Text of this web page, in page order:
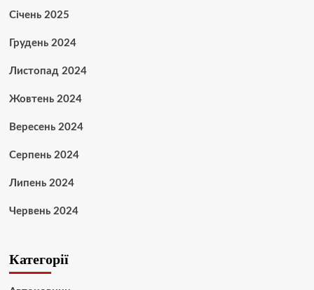
Січень 2025
Грудень 2024
Листопад 2024
Жовтень 2024
Вересень 2024
Серпень 2024
Липень 2024
Червень 2024
Категорії